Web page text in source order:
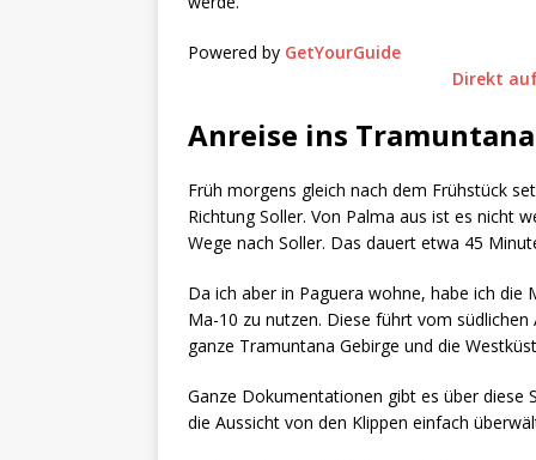
Powered by GetYourGuide
Direkt
Anreise ins
Früh morgens gleich nach dem Frühstück
Richtung Soller. Von Palma aus ist es nicht
Wege nach Soller. Das dauert etwa 45
Da ich aber in Paguera wohne, habe ich
Ma-10 zu nutzen. Diese führt vom
ganze Tramuntana Gebirge und die
Ganze Dokumentationen gibt es über
die Aussicht von den Klippen einfach